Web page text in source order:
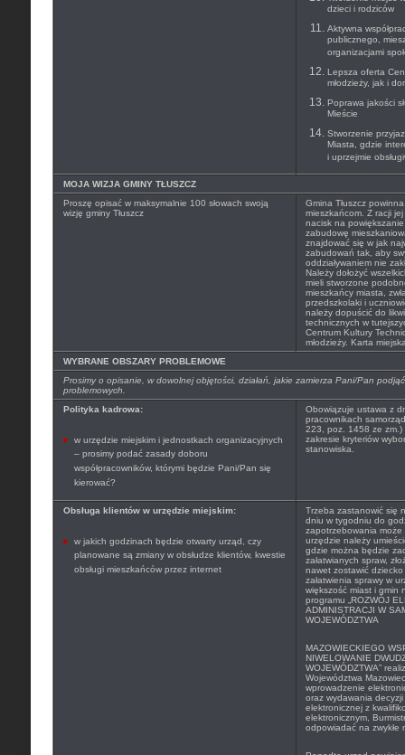
dzieci i rodziców
Aktywna
publicznego,
organizacjami
Lepsza oferta
młodzieży, jak i
Poprawa jakości
Mieście
Stworzenie
Miasta, gdzie
i uprzejmie
MOJA WIZJA GMINY TŁUSZCZ
Proszę opisać w maksymalnie 100 słowach swoją
wizję gminy Tłuszcz
Gmina Tłuszcz
mieszkańcom. Z racji
nacisk na
zabudowę
znajdować się w jak
zabudowań tak, aby
oddziaływaniem nie
Należy dołożyć
mieli stworzone
mieszkańcy miasta,
przedszkolaki i
należy dopuścić do
technicznych w
Centrum Kultury
młodzieży. Karta
WYBRANE OBSZARY PROBLEMOWE
Prosimy o opisanie, w dowolnej objętości, działań, jakie zamierza Pani/Pan
problemowych.
Polityka kadrowa:
w urzędzie miejskim i jednostkach organizacyjnych
– prosimy podać zasady doboru
współpracowników, którymi będzie Pani/Pan się
kierować?
Obowiązuje ustawa z
pracownikach
223, poz. 1458 ze zm.)
zakresie kryteriów
stanowiska.
Obsługa klientów w urzędzie miejskim:
w jakich godzinach będzie otwarty urząd, czy
planowane są zmiany w obsłudze klientów, kwestie
obsługi mieszkańców przez internet
Trzeba zastanowić się
dniu w tygodniu do
zapotrzebowania
urzędzie należy
gdzie można będzie
załatwianych spraw,
nawet zostawić
załatwienia sprawy w
większość miast i gmin
programu „ ROZWÓJ
ADMINISTRACJI W
WOJEWÓDZTWA
MAZOWIECKIEGO
NIWELOWANIE
WOJEWÓDZTWA”
Województwa
wprowadzenie
oraz wydawania
elektronicznej z
elektronicznym,
odpowiadać na zwykłe